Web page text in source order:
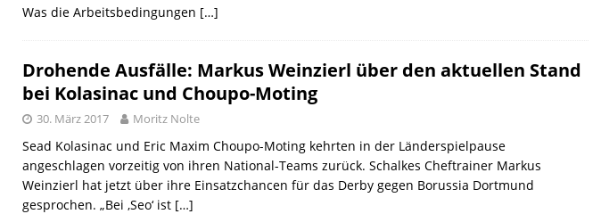
Was die Arbeitsbedingungen […]
Drohende Ausfälle: Markus Weinzierl über den aktuellen Stand
bei Kolasinac und Choupo-Moting
30. März 2017 Moritz Nolte
Sead Kolasinac und Eric Maxim Choupo-Moting kehrten in der Länderspielpause
angeschlagen vorzeitig von ihren National-Teams zurück. Schalkes Cheftrainer Markus
Weinzierl hat jetzt über ihre Einsatzchancen für das Derby gegen Borussia Dortmund
gesprochen. „Bei ‚Seo‘ ist […]